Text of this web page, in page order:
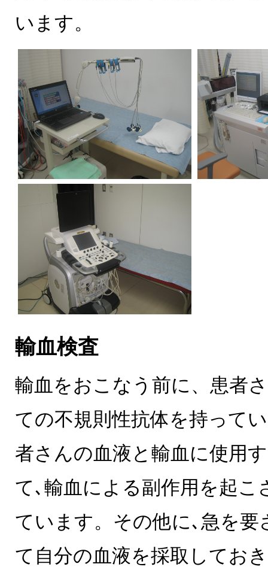
います。
輸血検査
輸血をおこなう前に、患者
ての不規則性抗体を持って
者さんの血液と輸血に使用
て､輸血による副作用を起こ
ています。その他に､急を要
て自分の血液を採取してお